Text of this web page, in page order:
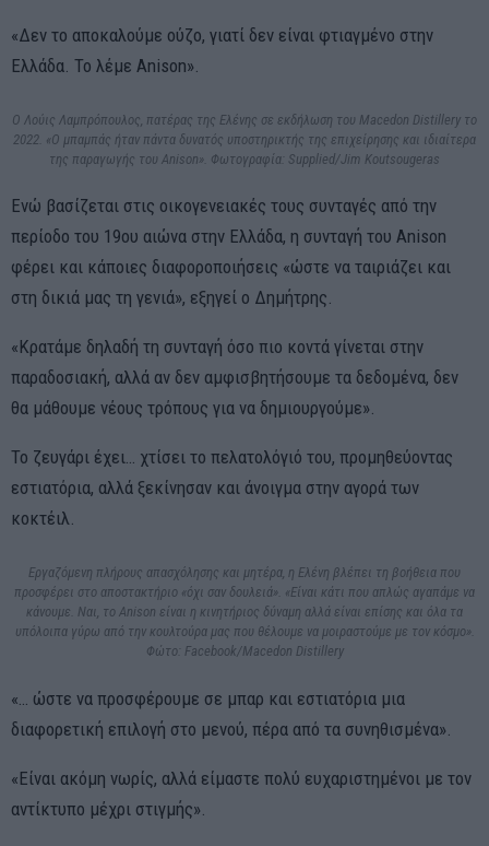
«Δεν το αποκαλούμε ούζο, γιατί δεν είναι φτιαγμένο στην
Ελλάδα. Το λέμε Anison».
Ο Λούις Λαμπρόπουλος, πατέρας της Ελένης σε εκδήλωση του Macedon Distillery το
2022. «Ο μπαμπάς ήταν πάντα δυνατός υποστηρικτής της επιχείρησης και ιδιαίτερα
της παραγωγής του Anison». Φωτογραφία: Supplied/Jim Koutsougeras
Ενώ βασίζεται στις οικογενειακές τους συνταγές από την
περίοδο του 19ου αιώνα στην Ελλάδα, η συνταγή του Anison
φέρει και κάποιες διαφοροποιήσεις «ώστε να ταιριάζει και
στη δικιά μας τη γενιά», εξηγεί ο Δημήτρης.
«Κρατάμε δηλαδή τη συνταγή όσο πιο κοντά γίνεται στην
παραδοσιακή, αλλά αν δεν αμφισβητήσουμε τα δεδομένα, δεν
θα μάθουμε νέους τρόπους για να δημιουργούμε».
Το ζευγάρι έχει… χτίσει το πελατολόγιό του, προμηθεύοντας
εστιατόρια, αλλά ξεκίνησαν και άνοιγμα στην αγορά των
κοκτέιλ.
Εργαζόμενη πλήρους απασχόλησης και μητέρα, η Ελένη βλέπει τη βοήθεια που
προσφέρει στο αποστακτήριο «όχι σαν δουλειά». «Είναι κάτι που απλώς αγαπάμε να
κάνουμε. Ναι, το Anison είναι η κινητήριος δύναμη αλλά είναι επίσης και όλα τα
υπόλοιπα γύρω από την κουλτούρα μας που θέλουμε να μοιραστούμε με τον κόσμο».
Φώτο: Facebook/Macedon Distillery
«… ώστε να προσφέρουμε σε μπαρ και εστιατόρια μια
διαφορετική επιλογή στο μενού, πέρα από τα συνηθισμένα».
«Είναι ακόμη νωρίς, αλλά είμαστε πολύ ευχαριστημένοι με τον
αντίκτυπο μέχρι στιγμής».